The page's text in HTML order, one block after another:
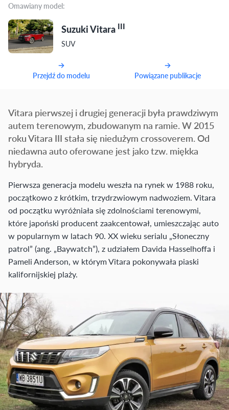
Omawiany model:
Suzuki Vitara III
SUV
Przejdź do modelu Powiązane publikacje
Vitara pierwszej i drugiej generacji była prawdziwym
autem terenowym, zbudowanym na ramie. W 2015
roku Vitara III stała się niedużym crossoverem. Od
niedawna auto oferowane jest jako tzw. miękka
hybryda.
Pierwsza generacja modelu weszła na rynek w 1988 roku,
początkowo z krótkim, trzydrzwiowym nadwoziem. Vitara
od początku wyróżniała się zdolnościami terenowymi,
które japoński producent zaakcentował, umieszczając auto
w popularnym w latach 90. XX wieku serialu „Słoneczny
patrol” (ang. „Baywatch”), z udziałem Davida Hasselhoffa i
Pameli Anderson, w którym Vitara pokonywała piaski
kalifornijskiej plaży.